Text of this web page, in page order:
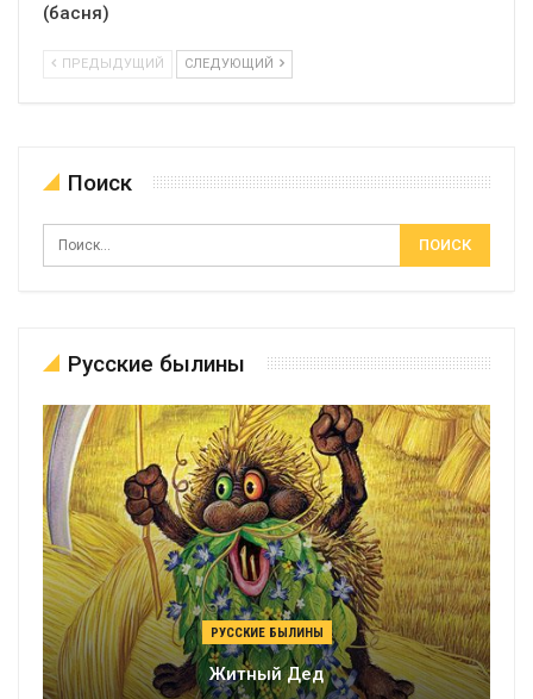
(басня)
ПРЕДЫДУЩИЙ СЛЕДУЮЩИЙ
Поиск
Русские былины
РУССКИЕ БЫЛИНЫ
Житный Дед